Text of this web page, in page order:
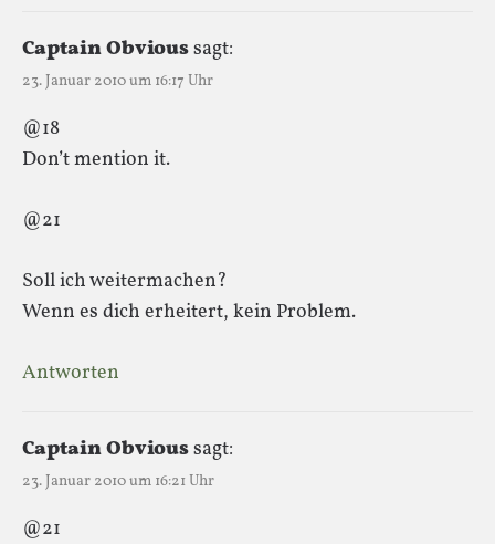
Captain Obvioussagt:
23. Januar 2010 um 16:17 Uhr
@18
Don’t mention it.
@21
Soll ich weitermachen?
Wenn es dich erheitert, kein Problem.
Antworten
Captain Obvioussagt:
23. Januar 2010 um 16:21 Uhr
@21